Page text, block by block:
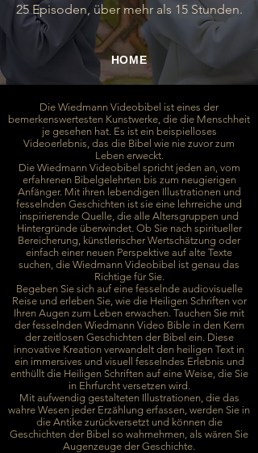
25 Episoden, über mehr als 15 Stunden.
HOME
Die Wiedmann Videobibel ist eines der
bemerkenswertesten Kunstwerke, die die Menschheit
je gesehen hat. Es ist ein beispielloses
Videoerlebnis, das die Bibel wie nie zuvor zum
Leben erweckt.
Die Wiedmann Videobibel spricht jeden an, vom
erfahrenen Bibelgelehrten bis zum neugierigen
Anfänger. Mit ihren lebendigen Illustrationen und
fesselnden Geschichten ist sie eine lehrreiche und
inspirierende Quelle, die alle Altersgruppen und
Hintergründe überwindet. Ob Sie nach spiritueller
Bereicherung, künstlerischer Wertschätzung oder
einfach einer neuen Perspektive auf alte Texte
suchen, die Wiedmann Videobibel ist genau das
Richtige für Sie.
Begeben Sie sich auf eine fesselnde audiovisuelle
Reise und erleben Sie, wie die Heiligen Schriften vor
Ihren Augen zum Leben erwachen. Tauchen Sie mit
der fesselnden Wiedmann Video Bible in den Kern
der zeitlosen Geschichten der Bibel ein. Diese
innovative Kreation verwandelt den heiligen Text in
ein immersives und visuell fesselndes Erlebnis und
enthüllt die Heiligen Schriften auf eine Weise, die Sie
in Ehrfurcht versetzen wird.
Mit aufwendig gestalteten Illustrationen, die das
wahre Wesen jeder Erzählung erfassen, werden Sie in
die Antike zurückversetzt und können die
Geschichten der Bibel so wahrnehmen, als wären Sie
Augenzeuge der Geschichte.